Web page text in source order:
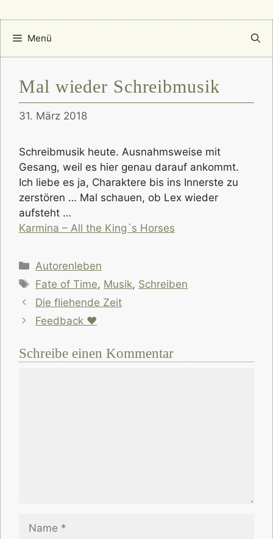
Menü
Mal wieder Schreibmusik
31. März 2018
Schreibmusik heute. Ausnahmsweise mit
Gesang, weil es hier genau darauf ankommt.
Ich liebe es ja, Charaktere bis ins Innerste zu
zerstören … Mal schauen, ob Lex wieder
aufsteht …
Karmina – All the King´s Horses
Kategorien
Autorenleben
Schlagwörter
Fate of Time, Musik, Schreiben
Die fliehende Zeit
Feedback ♥
Schreibe einen Kommentar
Name